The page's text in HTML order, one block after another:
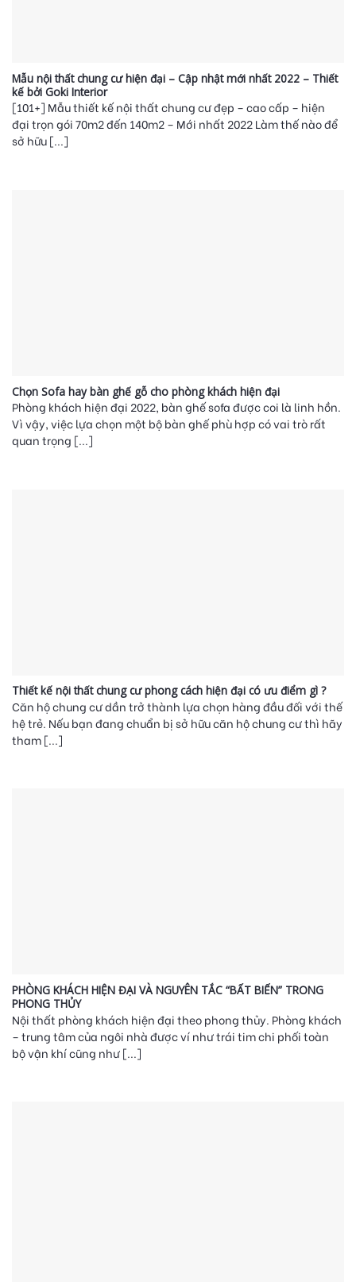
Mẫu nội thất chung cư hiện đại – Cập nhật mới nhất 2022 – Thiết
kế bởi Goki Interior
[101+] Mẫu thiết kế nội thất chung cư đẹp – cao cấp – hiện
đại trọn gói 70m2 đến 140m2 – Mới nhất 2022 Làm thế nào để
sở hữu [...]
Chọn Sofa hay bàn ghế gỗ cho phòng khách hiện đại
Phòng khách hiện đại 2022, bàn ghế sofa được coi là linh hồn.
Vì vậy, việc lựa chọn một bộ bàn ghế phù hợp có vai trò rất
quan trọng [...]
Thiết kế nội thất chung cư phong cách hiện đại có ưu điểm gì ?
Căn hộ chung cư dần trở thành lựa chọn hàng đầu đối với thế
hệ trẻ. Nếu bạn đang chuẩn bị sở hữu căn hộ chung cư thì hãy
tham [...]
PHÒNG KHÁCH HIỆN ĐẠI VÀ NGUYÊN TẮC “BẤT BIẾN” TRONG
PHONG THỦY
Nội thất phòng khách hiện đại theo phong thủy. Phòng khách
– trung tâm của ngôi nhà được ví như trái tim chi phối toàn
bộ vận khí cũng như [...]